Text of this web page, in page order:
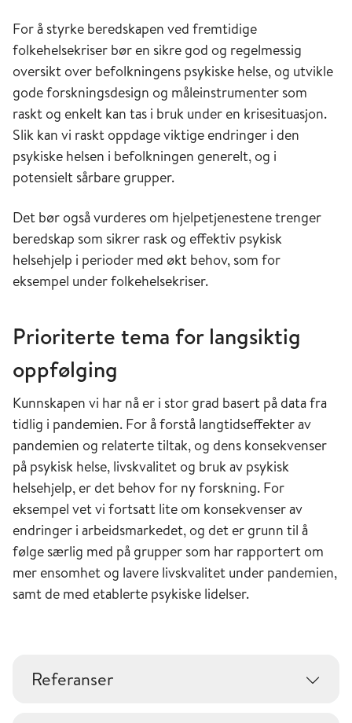
For å styrke beredskapen ved fremtidige
folkehelsekriser bør en sikre god og regelmessig
oversikt over befolkningens psykiske helse, og utvikle
gode forskningsdesign og måleinstrumenter som
raskt og enkelt kan tas i bruk under en krisesituasjon.
Slik kan vi raskt oppdage viktige endringer i den
psykiske helsen i befolkningen generelt, og i
potensielt sårbare grupper.
Det bør også vurderes om hjelpetjenestene trenger
beredskap som sikrer rask og effektiv psykisk
helsehjelp i perioder med økt behov, som for
eksempel under folkehelsekriser.
Prioriterte tema for langsiktig
oppfølging
Kunnskapen vi har nå er i stor grad basert på data fra
tidlig i pandemien. For å forstå langtidseffekter av
pandemien og relaterte tiltak, og dens konsekvenser
på psykisk helse, livskvalitet og bruk av psykisk
helsehjelp, er det behov for ny forskning. For
eksempel vet vi fortsatt lite om konsekvenser av
endringer i arbeidsmarkedet, og det er grunn til å
følge særlig med på grupper som har rapportert om
mer ensomhet og lavere livskvalitet under pandemien,
samt de med etablerte psykiske lidelser.
Referanser